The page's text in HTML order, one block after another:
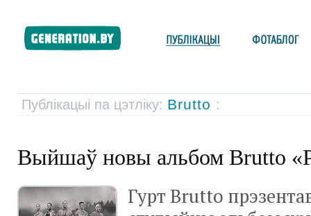
Публікацыі па цэтліку: Brutto :
Выйшаў новы альбом Brutto
Гурт Brutto